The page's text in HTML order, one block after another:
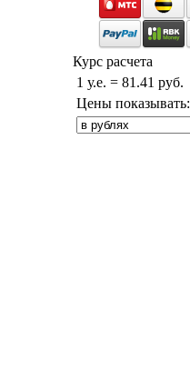
Курс расчета
1 у.е. = 81.41 руб.
Цены показывать: